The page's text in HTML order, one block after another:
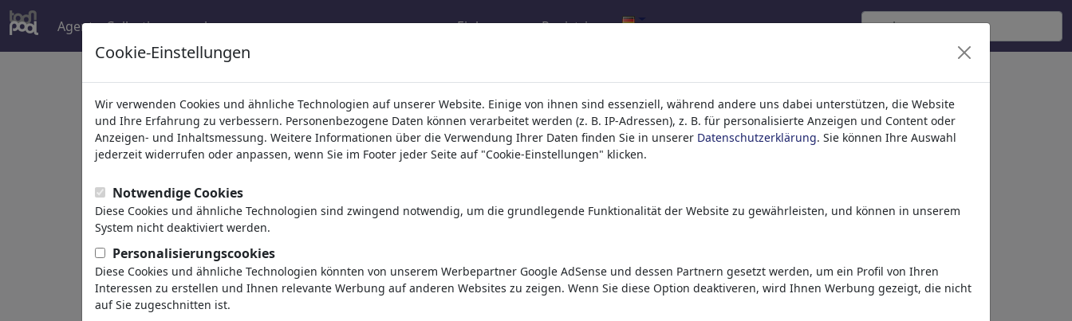
Agent Collections mehr Einloggen Registrieren
Welcome totoonpool.com,
world's largest community for cartoons, caricatures and fun drawings.
Browse413956 artworks,
Cartoons»Neue Cartoons
Cookie-Einstellungen
Wir verwenden Cookies und ähnliche Technologien auf unserer Website. Einige von ihnen sind essenziell, während andere uns dabei unterstützen, die Website
und Ihre Erfahrung zu verbessern. Personenbezogene Daten können verarbeitet werden (z. B. IP-Adressen), z. B. für personalisierte Anzeigen und Content oder
Anzeigen- und Inhaltsmessung. Weitere Informationen über die Verwendung Ihrer Daten finden Sie in unserer Datenschutzerklärung. Sie können Ihre Auswahl
jederzeit widerrufen oder anpassen, wenn Sie im Footer jeder Seite auf "Cookie-Einstellungen" klicken.
Notwendige Cookies
Diese Cookies und ähnliche Technologien sind zwingend notwendig, um die grundlegende Funktionalität der Website zu gewährleisten, und können in unserem
System nicht deaktiviert werden.
Personalisierungscookies
Diese Cookies und ähnliche Technologien könnten von unserem Werbepartner Google AdSense und dessen Partnern gesetzt werden, um ein Profil von Ihren
Interessen zu erstellen und Ihnen relevante Werbung auf anderen Websites zu zeigen. Wenn Sie diese Option deaktiveren, wird Ihnen Werbung gezeigt, die nicht
auf Sie zugeschnitten ist.